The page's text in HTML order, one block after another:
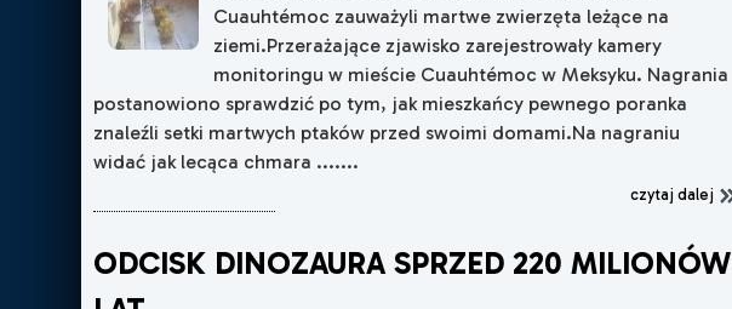
Cuauhtémoc zauważyli martwe zwierzęta leżące na
ziemi.Przerażające zjawisko zarejestrowały kamery
monitoringu w mieście Cuauhtémoc w Meksyku. Nagrania
postanowiono sprawdzić po tym, jak mieszkańcy pewnego poranka
znaleźli setki martwych ptaków przed swoimi domami.Na nagraniu
widać jak lecąca chmara .......
czytaj dalej
ODCISK DINOZAURA SPRZED 220 MILIONÓW